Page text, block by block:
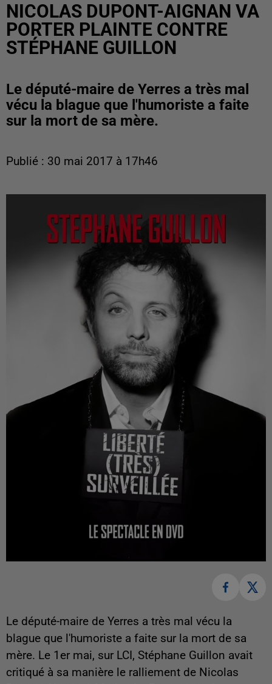
NICOLAS DUPONT-AIGNAN VA
PORTER PLAINTE CONTRE
STÉPHANE GUILLON
Le député-maire de Yerres a très mal
vécu la blague que l'humoriste a faite
sur la mort de sa mère.
Publié : 30 mai 2017 à 17h46
Le député-maire de Yerres a très mal vécu la
blague que l'humoriste a faite sur la mort de sa
mère. Le 1er mai, sur LCI, Stéphane Guillon avait
critiqué à sa manière le ralliement de Nicolas